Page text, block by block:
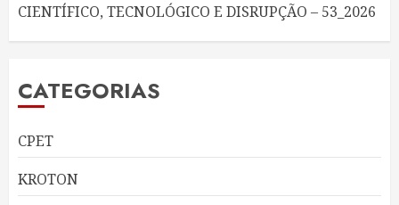
CIENTÍFICO, TECNOLÓGICO E DISRUPÇÃO – 53_2026
CATEGORIAS
CPET
KROTON